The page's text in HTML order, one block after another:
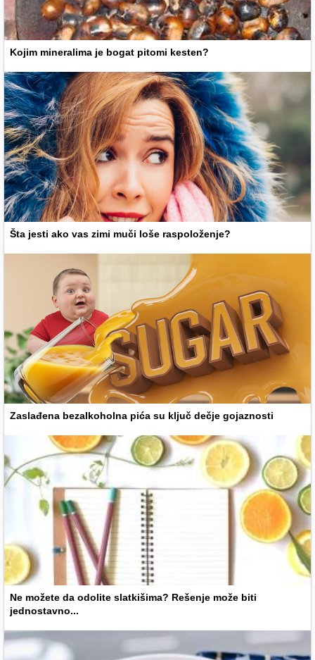
Kojim mineralima je bogat pitomi kesten?
Šta jesti ako vas zimi muči loše raspoloženje?
Zaslađena bezalkoholna pića su ključ dečje gojaznosti
Ne možete da odolite slatkišima? Rešenje može biti
jednostavno...